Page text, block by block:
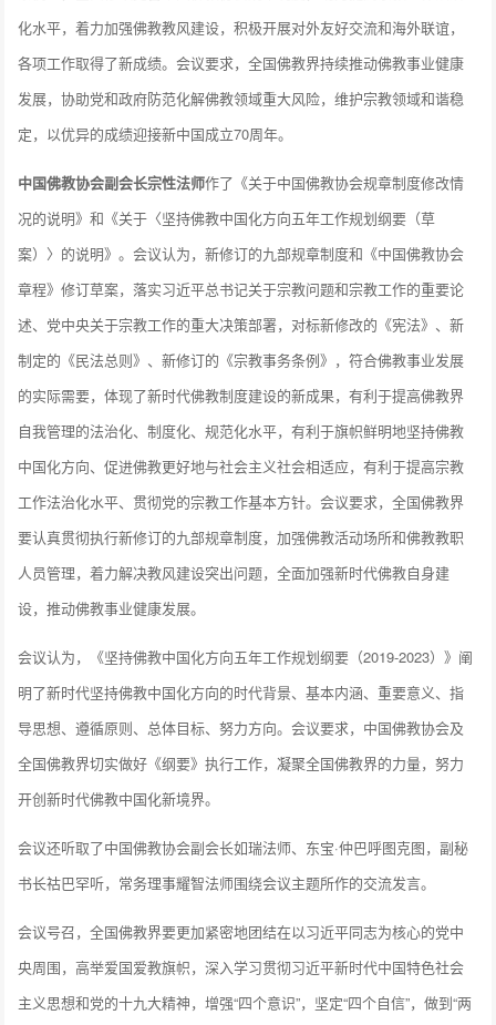
化水平，着力加强佛教教风建设，积极开展对外友好交流和海外联谊，
各项工作取得了新成绩。会议要求，全国佛教界持续推动佛教事业健康
发展，协助党和政府防范化解佛教领域重大风险，维护宗教领域和谐稳
定，以优异的成绩迎接新中国成立70周年。
中国佛教协会副会长宗性法师作了《关于中国佛教协会规章制度修改情
况的说明》和《关于〈坚持佛教中国化方向五年工作规划纲要（草
案）〉的说明》。会议认为，新修订的九部规章制度和《中国佛教协会
章程》修订草案，落实习近平总书记关于宗教问题和宗教工作的重要论
述、党中央关于宗教工作的重大决策部署，对标新修改的《宪法》、新
制定的《民法总则》、新修订的《宗教事务条例》，符合佛教事业发展
的实际需要，体现了新时代佛教制度建设的新成果，有利于提高佛教界
自我管理的法治化、制度化、规范化水平，有利于旗帜鲜明地坚持佛教
中国化方向、促进佛教更好地与社会主义社会相适应，有利于提高宗教
工作法治化水平、贯彻党的宗教工作基本方针。会议要求，全国佛教界
要认真贯彻执行新修订的九部规章制度，加强佛教活动场所和佛教教职
人员管理，着力解决教风建设突出问题，全面加强新时代佛教自身建
设，推动佛教事业健康发展。
会议认为，《坚持佛教中国化方向五年工作规划纲要（2019-2023）》阐
明了新时代坚持佛教中国化方向的时代背景、基本内涵、重要意义、指
导思想、遵循原则、总体目标、努力方向。会议要求，中国佛教协会及
全国佛教界切实做好《纲要》执行工作，凝聚全国佛教界的力量，努力
开创新时代佛教中国化新境界。
会议还听取了中国佛教协会副会长如瑞法师、东宝·仲巴呼图克图，副秘
书长祜巴罕听，常务理事耀智法师围绕会议主题所作的交流发言。
会议号召，全国佛教界要更加紧密地团结在以习近平同志为核心的党中
央周围，高举爱国爱教旗帜，深入学习贯彻习近平新时代中国特色社会
主义思想和党的十九大精神，增强“四个意识”，坚定“四个自信”，做到“两